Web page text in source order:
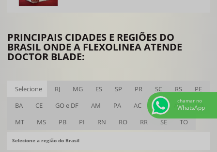
Modernização de impressora flexográfica
Peças para flexografia
Retifica de tambor central
Sistema de desbobinamento
Sistema doctor blade
Vedações para doctor blade
PRINCIPAIS CIDADES E REGIÕES DO
BRASIL ONDE A FLEXOLINEA ATENDE
DOCTOR BLADE:
Selecione RJ MG ES SP PR SC RS
PE
BA
CE GO e DF AM PA AC AL AP
MA
MT
MS PB PI RN RO RR SE TO
Selecione a região do Brasil
chamar no
WhatsApp